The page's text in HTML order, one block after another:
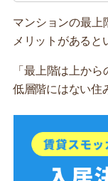
マンションの最上
メリットがあると
「最上階は上か
低層階にはない住